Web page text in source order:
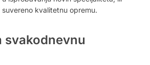
kvalitetnu opremu.
svakodnevnu